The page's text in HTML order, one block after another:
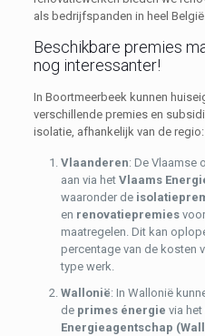
als bedrijfspanden in heel
Beschikbare premies
nog interessanter!
In Boortmeerbeek kunnen
verschillende premies en
isolatie, afhankelijk van de regio:
Vlaanderen: De Vlaamse
aan via het Vlaams
waaronder de
en renovatiepremies
maatregelen. Dit kan
percentage van de kosten
type werk.
Wallonië: In Wallonië
de primes énergie via het
Energieagentschap